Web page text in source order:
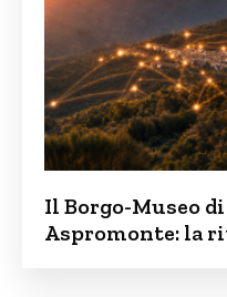
Il Borgo-Museo
Aspromonte: la